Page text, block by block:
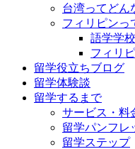
台湾ってどん
フィリピンっ
語学学
フィリ
留学役立ちブログ
留学体験談
留学するまで
サービス・料
留学パンフレ
留学ステップ